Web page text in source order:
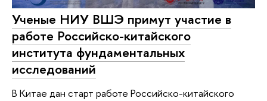
Ученые НИУ ВШЭ примут участие в
работе Российско-китайского
института фундаментальных
исследований
В Китае дан старт работе Российско-китайского